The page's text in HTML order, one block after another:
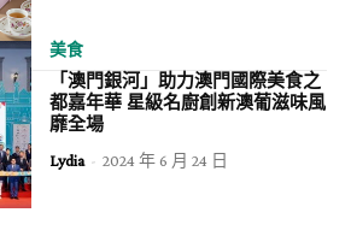
美食
「澳門銀河」助力澳門國際美食之
都嘉年華 星級名廚創新澳葡滋味風
靡全場
Lydia - 2024 年 6 月 24 日